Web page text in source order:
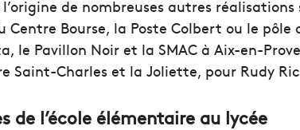
de nombreuses autres
Centre Bourse, la Poste Colbert ou le pôle
le Pavillon Noir et la SMAC à Aix-en-
Saint-Charles et la Joliette, pour Rudy
de l’école élémentaire au lycée